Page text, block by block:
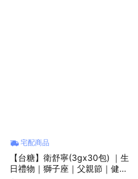
宅配商品
【台糖】衛舒寧(3gx30包) ｜生
日禮物｜獅子座｜父親節｜健康